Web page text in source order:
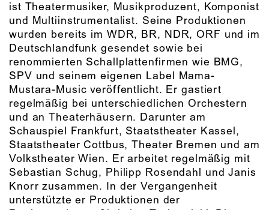
ist Theatermusiker, Musikproduzent, Komponist
und Multiinstrumentalist. Seine Produktionen
wurden bereits im WDR, BR, NDR, ORF und im
Deutschlandfunk gesendet sowie bei
renommierten Schallplattenfirmen wie BMG,
SPV und seinem eigenen Label Mama-
Mustara-Music veröffentlicht. Er gastiert
regelmäßig bei unterschiedlichen Orchestern
und an Theaterhäusern. Darunter am
Schauspiel Frankfurt, Staatstheater Kassel,
Staatstheater Cottbus, Theater Bremen und am
Volkstheater Wien. Er arbeitet regelmäßig mit
Sebastian Schug, Philipp Rosendahl und Janis
Knorr zusammen. In der Vergangenheit
unterstützte er Produktionen der